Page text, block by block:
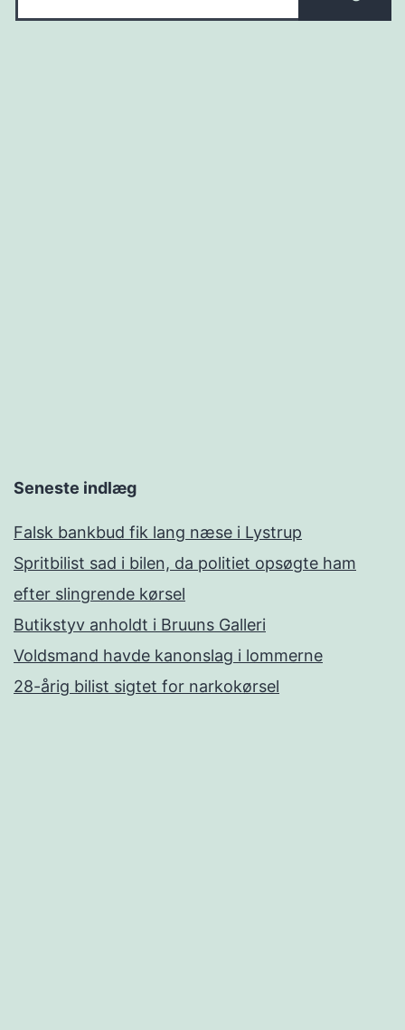
Seneste indlæg
Falsk bankbud fik lang næse i Lystrup
Spritbilist sad i bilen, da politiet opsøgte ham
efter slingrende kørsel
Butikstyv anholdt i Bruuns Galleri
Voldsmand havde kanonslag i lommerne
28-årig bilist sigtet for narkokørsel